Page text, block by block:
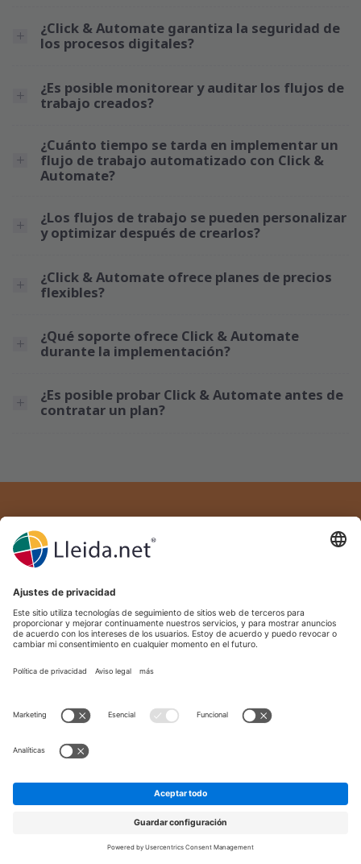
¿Click & Automate garantiza la seguridad de
los procesos digitales?
¿Es posible monitorear y auditar los flujos de
trabajo creados?
¿Cuánto tiempo se tarda en implementar un
flujo de trabajo automatizado con Click &
Automate?
¿Los flujos de trabajo se pueden personalizar
y optimizar después de crearlos?
¿Click & Automate ofrece planes de precios
flexibles?
¿Qué soporte ofrece Click & Automate
durante la implementación?
¿Es posible probar Click & Automate antes de
contratar un plan?
Descubre la potencia de la
automatización sin
complicaciones.
Reserva una llamada con nuestros expertos o
solicita una demo personalizada para ver
cómoClick & Automate
Reserva una llamada